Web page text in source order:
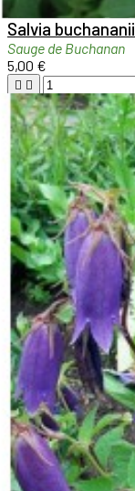
Aperçu rapide
Salvia buchananii
Sauge de Buchanan
5,00 €
 
 Ajouter au panier